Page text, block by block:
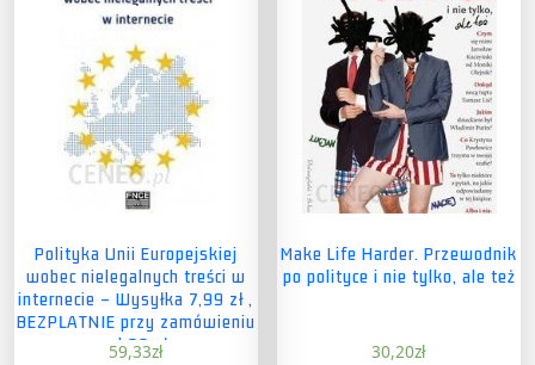
Polityka Unii Europejskiej
wobec nielegalnych treści w
internecie – Wysyłka 7,99 zł ,
BEZPŁATNIE przy zamówieniu
od 99 zł
59,33zł
Make Life Harder. Przewodnik
po polityce i nie tylko, ale też
30,20zł